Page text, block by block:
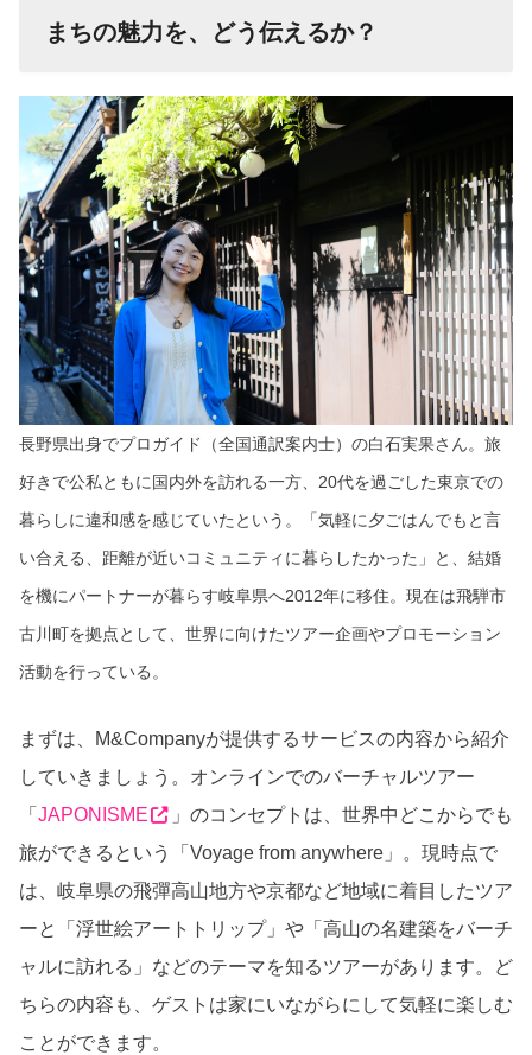
まちの魅力を、どう伝えるか？
長野県出身でプロガイド（全国通訳案内士）の白石実果さん。旅
好きで公私ともに国内外を訪れる一方、20代を過ごした東京での
暮らしに違和感を感じていたという。「気軽に夕ごはんでもと言
い合える、距離が近いコミュニティに暮らしたかった」と、結婚
を機にパートナーが暮らす岐阜県へ2012年に移住。現在は飛騨市
古川町を拠点として、世界に向けたツアー企画やプロモーション
活動を行っている。
まずは、M&Companyが提供するサービスの内容から紹介
していきましょう。オンラインでのバーチャルツアー
「 JAPONISME
」のコンセプトは、世界中どこからでも
旅ができるという「Voyage from anywhere」。現時点で
は、岐阜県の飛彈高山地方や京都など地域に着目したツア
ーと「浮世絵アートトリップ」や「高山の名建築をバーチ
ャルに訪れる」などのテーマを知るツアーがあります。ど
ちらの内容も、ゲストは家にいながらにして気軽に楽しむ
ことができます。